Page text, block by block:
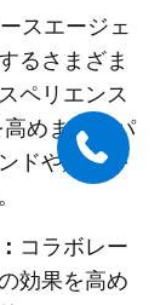
ースエージェ
るさまざま
ペリエンス
高めます。パ
ドや購入手
コラボレー
効果を高め